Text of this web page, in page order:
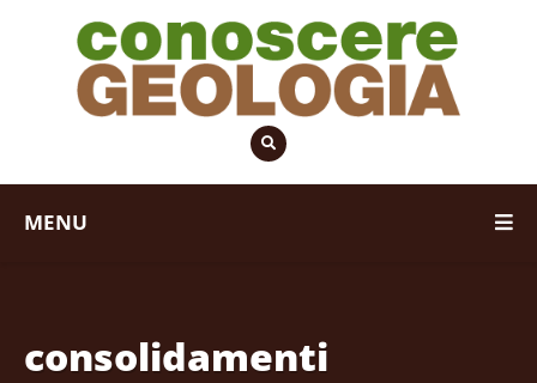
MENU
consolidamenti